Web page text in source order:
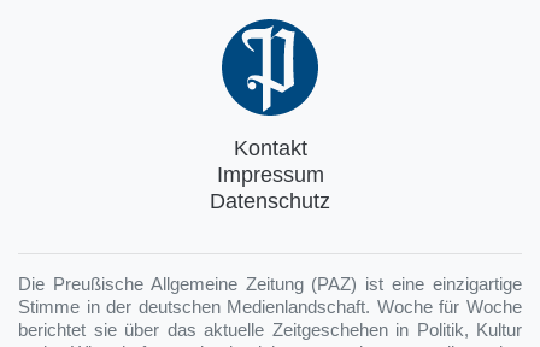
Kontakt
Impressum
Datenschutz
Die Preußische Allgemeine Zeitung (PAZ) ist eine einzigartige
Stimme in der deutschen Medienlandschaft. Woche für Woche
berichtet sie über das aktuelle Zeitgeschehen in Politik, Kultur